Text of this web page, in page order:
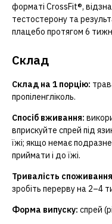
форматі CrossFit®,
тестостерону та
плацебо протягом 6
Склад
Склад на 1 порцію:
пропіленгліколь.
Спосіб вживання:
вприскуйте спрей під
їжі; якщо немає
приймати і до їжі.
Тривалість
зробіть перерву на 2–4
Форма випуску: спрей